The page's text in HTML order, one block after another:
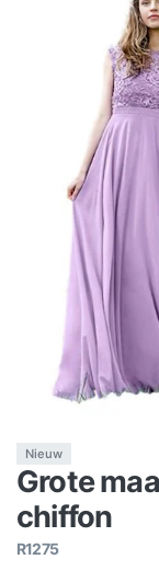
Nieuw
Grote
chiffon
R1275